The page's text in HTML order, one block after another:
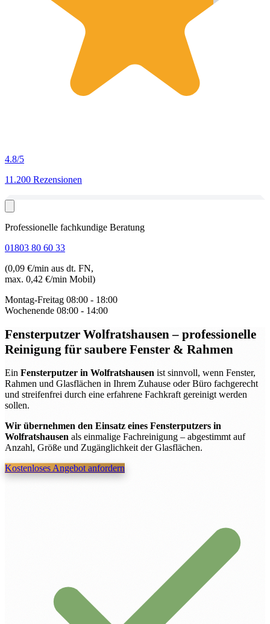
4.8/5
11.200 Rezensionen
Professionelle fachkundige Beratung
01803 80 60 33
(0,09 €/min aus dt. FN,
max. 0,42 €/min Mobil)
Montag-Freitag 08:00 - 18:00
Wochenende 08:00 - 14:00
Fensterputzer Wolfratshausen– professionelle
Reinigung für saubere Fenster & Rahmen
Ein Fensterputzer in Wolfratshausen ist sinnvoll, wenn Fenster,
Rahmen und Glasflächen in Ihrem Zuhause oder Büro fachgerecht
und streifenfrei durch eine erfahrene Fachkraft gereinigt werden
sollen.
Wir übernehmen den Einsatz eines Fensterputzers in
Wolfratshausen als einmalige Fachreinigung – abgestimmt auf
Anzahl, Größe und Zugänglichkeit der Glasflächen.
Kostenloses Angebot anfordern